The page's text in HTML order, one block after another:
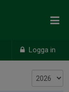
Logga in